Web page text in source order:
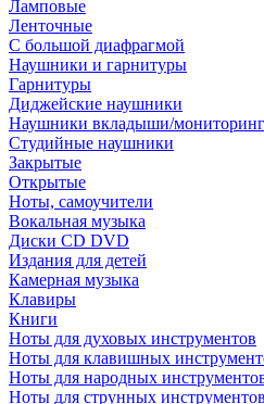
Ламповые
Ленточные
С большой диафрагмой
Наушники и гарнитуры
Гарнитуры
Диджейские наушники
Наушники вкладыши/
Студийные наушники
Закрытые
Открытые
Ноты, самоучители
Вокальная музыка
Диски CD DVD
Издания для детей
Камерная музыка
Клавиры
Книги
Ноты для духовых инструментов
Ноты для клавишных
Ноты для народных
Ноты для струнных инструментов